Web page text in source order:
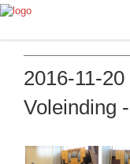
2016-11-
Voleinding